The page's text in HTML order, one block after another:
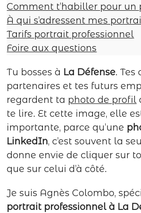
Comment t’habiller pour un
À qui s’adressent mes
Tarifs portrait professionnel
Foire aux questions
Tu bosses à La Défense. Tes
partenaires et tes futurs
regardent ta photo de profil
te lire. Et cette image, elle
importante, parce qu’une
LinkedIn, c’est souvent la
donne envie de cliquer sur
que sur celui d’à côté.
Je suis Agnès Colombo,
portrait professionnel à La